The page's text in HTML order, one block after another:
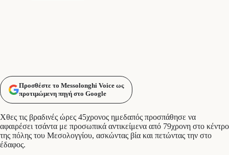
Προσθέστε το Messolonghi Voice ως
προτιμώμενη πηγή στο Google
Χθες τις βραδινές ώρες 45χρονος ημεδαπός προσπάθησε να
αφαιρέσει τσάντα με προσωπικά αντικείμενα από 79χρονη στο κέντρο
της πόλης του Μεσολογγίου, ασκώντας βία και πετώντας την στο
έδαφος.